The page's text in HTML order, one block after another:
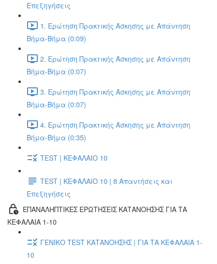
Επεξηγήσεις
1. Ερώτηση Πρακτικής Άσκησης με Απάντηση
Βήμα-Βήμα (0:09)
2. Ερώτηση Πρακτικής Άσκησης με Απάντηση
Βήμα-Βήμα (0:07)
3. Ερώτηση Πρακτικής Άσκησης με Απάντηση
Βήμα-Βήμα (0:07)
4. Ερώτηση Πρακτικής Άσκησης με Απάντηση
Βήμα-Βήμα (0:35)
TEST | ΚΕΦΑΛΑΙΟ 10
TEST | ΚΕΦΑΛΑΙΟ 10 | 8 Απαντήσεις και
Επεξηγήσεις
ΕΠΑΝΑΛΗΠΤΙΚΕΣ ΕΡΩΤΗΣΕΙΣ ΚΑΤΑΝΟΗΣΗΣ ΓΙΑ ΤΑ
ΚΕΦΑΛΑΙΑ 1-10
ΓΕΝΙΚΟ TEST ΚΑΤΑΝΟΗΣΗΣ | ΓΙΑ ΤΑ ΚΕΦΑΛΑΙΑ 1-
10